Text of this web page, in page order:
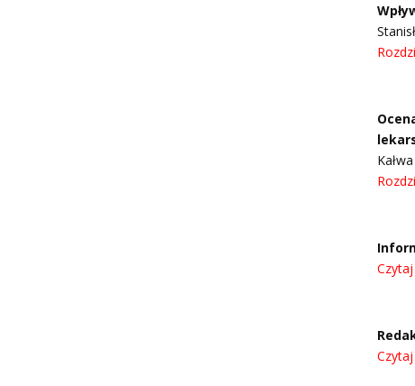
Czytaj
Czytaj